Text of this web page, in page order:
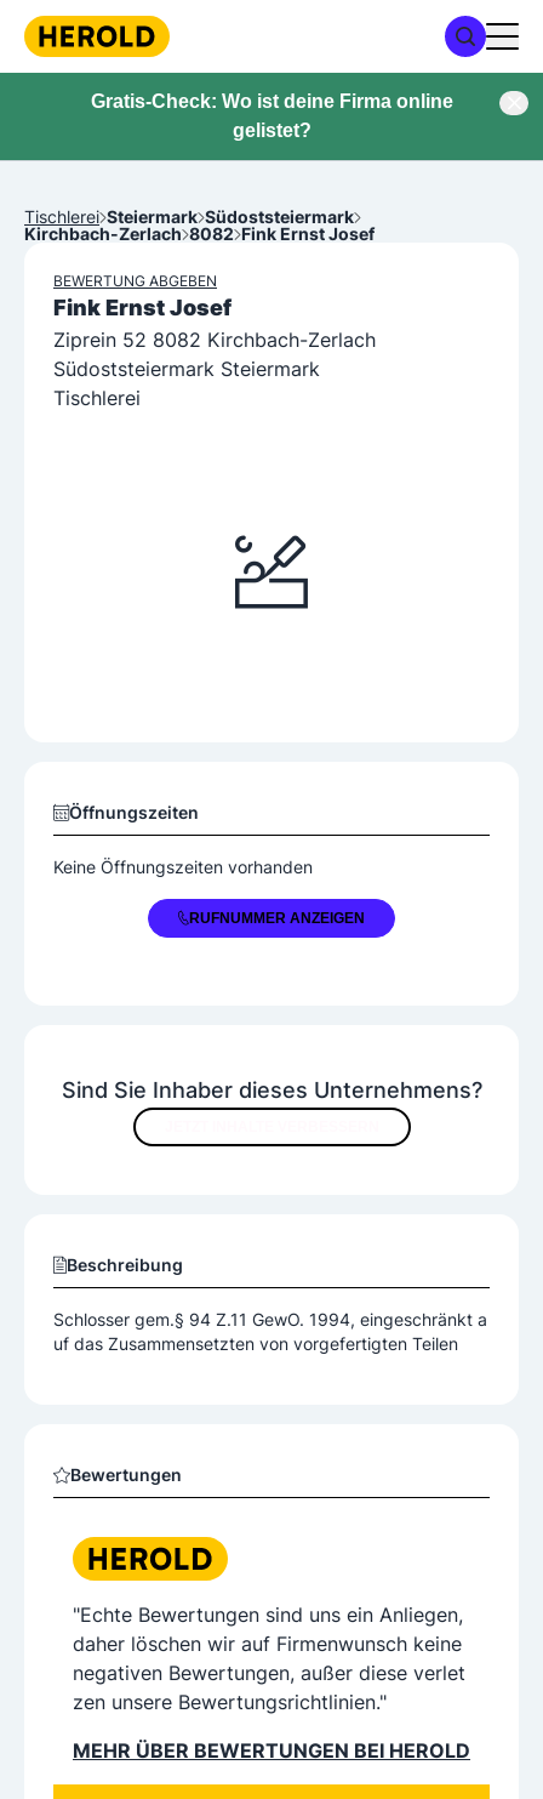
Gratis-Check: Wo ist deine Firma online
gelistet?
Tischlerei Steiermark Südoststeiermark
Kirchbach-Zerlach 8082 Fink Ernst Josef
BEWERTUNG ABGEBEN
Fink Ernst Josef
Ziprein 52 8082 Kirchbach-Zerlach
Südoststeiermark Steiermark
Tischlerei
Sind Sie Inhaber dieses Unternehmens?
Beschreibung
Schlosser gem.§ 94 Z.11 GewO. 1994, eingeschränkt a
uf das Zusammensetzten von vorgefertigten Teilen
Bewertungen
"Echte Bewertungen sind uns ein Anliegen,
daher löschen wir auf Firmenwunsch keine
negativen Bewertungen, außer diese verlet
zen unsere Bewertungsrichtlinien."
MEHR ÜBER BEWERTUNGEN BEI HEROLD
Öffnungszeiten
Keine Öffnungszeiten vorhanden
+43 3116 277430RUFNUMMER ANZEIGEN